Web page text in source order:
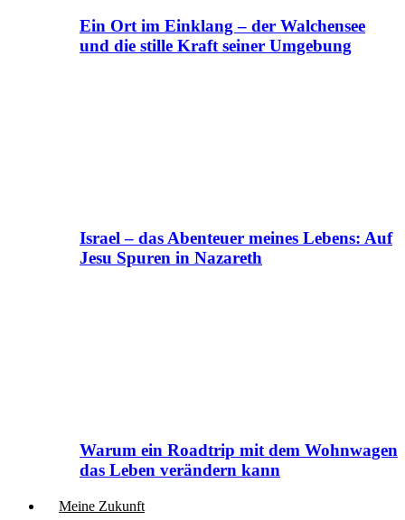
Ein Ort im Einklang – der Walchensee
und die stille Kraft seiner Umgebung
Israel – das Abenteuer meines Lebens: Auf
Jesu Spuren in Nazareth
Warum ein Roadtrip mit dem Wohnwagen
das Leben verändern kann
Meine Zukunft